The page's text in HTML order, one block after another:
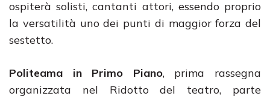
ospiterà solisti, cantanti attori, essendo proprio
la versatilità uno dei punti di maggior forza del
sestetto.
Politeama in Primo Piano, prima rassegna
organizzata nel Ridotto del teatro, parte